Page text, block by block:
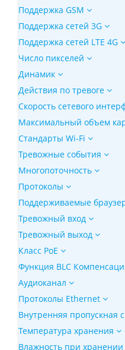
Поддержка GSM
Поддержка сетей 3G
Поддержка сетей LTE 4G
Число пикселей
Динамик
Действия по тревоге
Скорость сетевого
Максимальный объем
Стандарты Wi-Fi
Тревожные события
Многопоточность
Протоколы
Поддерживаемые
Тревожный вход
Тревожный выход
Класс PoE
Функция BLC
Аудиоканал
Протоколы Ethernet
Внутренняя пропускная
Температура хранения
Влажность при хранении